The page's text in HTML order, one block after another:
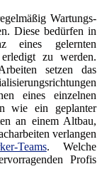
Wartungs-
Diese bedürfen in
eines gelernten
zu werden.
setzen das
eines einzelnen
wie ein geplanter
an einem Altbau,
verlangen
Teams. Welche
Profis